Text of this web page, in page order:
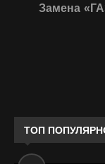
Замена
ТОП